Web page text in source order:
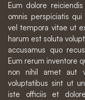
Eum dolore
omnis perspiciatis
vel tempora vitae ut
harum est soluta
accusamus quo
Eum rerum inventore
non nihil amet aut
voluptatibus sint ut
iste officiis et